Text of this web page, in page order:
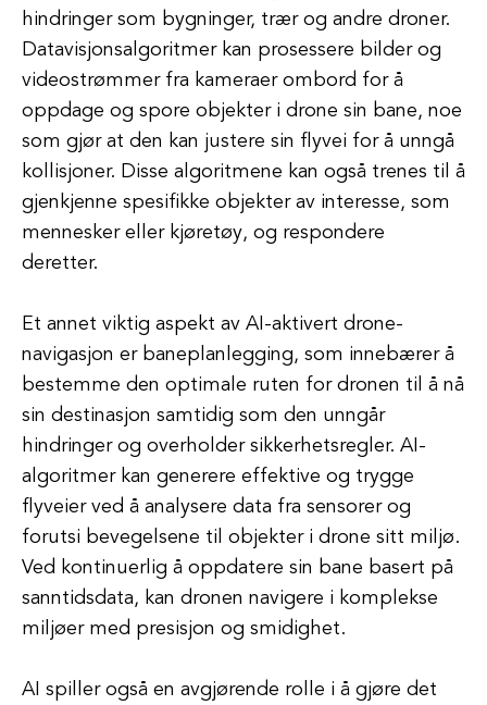
hindringer som bygninger, trær og andre droner.
Datavisjonsalgoritmer kan prosessere bilder og
videostrømmer fra kameraer ombord for å
oppdage og spore objekter i drone sin bane, noe
som gjør at den kan justere sin flyvei for å unngå
kollisjoner. Disse algoritmene kan også trenes til å
gjenkjenne spesifikke objekter av interesse, som
mennesker eller kjøretøy, og respondere
deretter.
Et annet viktig aspekt av AI-aktivert drone-
navigasjon er baneplanlegging, som innebærer å
bestemme den optimale ruten for dronen til å nå
sin destinasjon samtidig som den unngår
hindringer og overholder sikkerhetsregler. AI-
algoritmer kan generere effektive og trygge
flyveier ved å analysere data fra sensorer og
forutsi bevegelsene til objekter i drone sitt miljø.
Ved kontinuerlig å oppdatere sin bane basert på
sanntidsdata, kan dronen navigere i komplekse
miljøer med presisjon og smidighet.
AI spiller også en avgjørende rolle i å gjøre det